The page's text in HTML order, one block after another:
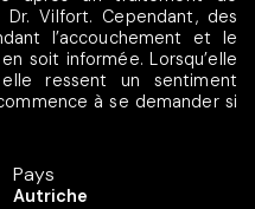
Vilfort. Cependant, des
l’accouchement et le
soit informée. Lorsqu’elle
ressent un sentiment
à se demander si
Pays
Autriche